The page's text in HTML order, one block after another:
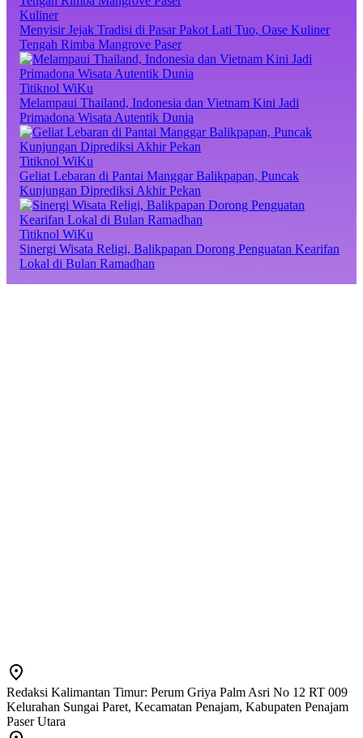
Kuliner
Menyisir Jejak Tradisi di Pasar Pakot Lati Tuo, Oase Kuliner
Tengah Rimba Mangrove Paser
Titiknol WiKu
Melampaui Thailand, Indonesia dan Vietnam Kini Jadi
Primadona Wisata Autentik Dunia
Titiknol WiKu
Geliat Lebaran di Pantai Manggar Balikpapan, Puncak
Kunjungan Diprediksi Akhir Pekan
Titiknol WiKu
Sinergi Wisata Religi, Balikpapan Dorong Penguatan Kearifan
Lokal di Bulan Ramadhan
Redaksi Kalimantan Timur: Perum Griya Palm Asri No 12 RT 009
Kelurahan Sungai Paret, Kecamatan Penajam, Kabupaten Penajam
Paser Utara